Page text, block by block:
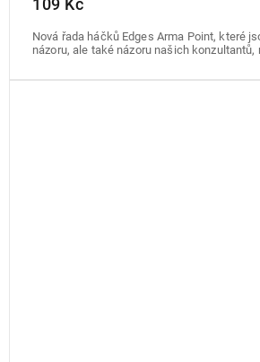
109 Kč
Nová řada háčků Edges Arma Point, které
názoru, ale také názoru našich konzultantů,